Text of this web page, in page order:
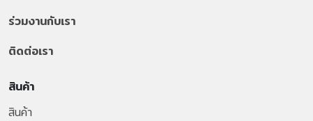
ร่วมงานกับเรา
ติดต่อเรา
สินค้า
สินค้า